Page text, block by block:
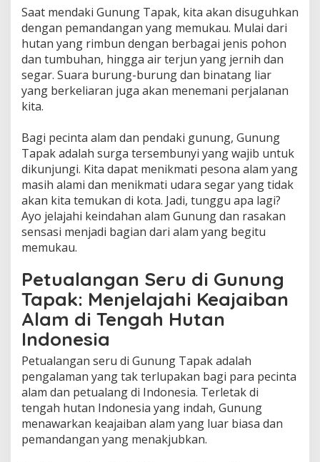
Saat mendaki Gunung Tapak, kita akan disuguhkan
dengan pemandangan yang memukau. Mulai dari
hutan yang rimbun dengan berbagai jenis pohon
dan tumbuhan, hingga air terjun yang jernih dan
segar. Suara burung-burung dan binatang liar
yang berkeliaran juga akan menemani perjalanan
kita.
Bagi pecinta alam dan pendaki gunung, Gunung
Tapak adalah surga tersembunyi yang wajib untuk
dikunjungi. Kita dapat menikmati pesona alam yang
masih alami dan menikmati udara segar yang tidak
akan kita temukan di kota. Jadi, tunggu apa lagi?
Ayo jelajahi keindahan alam Gunung dan rasakan
sensasi menjadi bagian dari alam yang begitu
memukau.
Petualangan Seru di Gunung
Tapak: Menjelajahi Keajaiban
Alam di Tengah Hutan
Indonesia
Petualangan seru di Gunung Tapak adalah
pengalaman yang tak terlupakan bagi para pecinta
alam dan petualang di Indonesia. Terletak di
tengah hutan Indonesia yang indah, Gunung
menawarkan keajaiban alam yang luar biasa dan
pemandangan yang menakjubkan.